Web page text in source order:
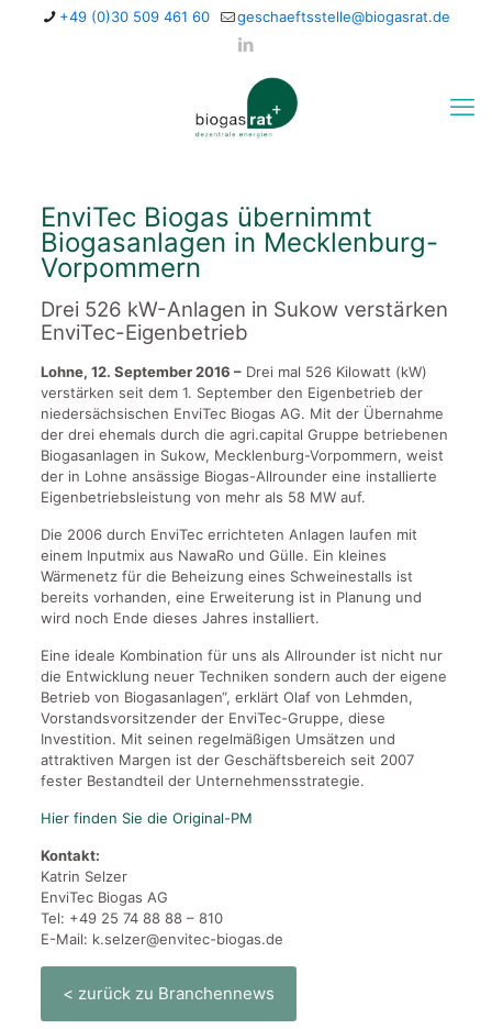
+49 (0)30 509 461 60 geschaeftsstelle@biogasrat.de
EnviTec Biogas übernimmt
Biogasanlagen in Mecklenburg-
Vorpommern
Drei 526 kW-Anlagen in Sukow verstärken
EnviTec-Eigenbetrieb
Lohne, 12. September 2016 –Drei mal 526 Kilowatt (kW)
verstärken seit dem 1. September den Eigenbetrieb der
niedersächsischen EnviTec Biogas AG. Mit der Übernahme
der drei ehemals durch die agri.capital Gruppe betriebenen
Biogasanlagen in Sukow, Mecklenburg-Vorpommern, weist
der in Lohne ansässige Biogas-Allrounder eine installierte
Eigenbetriebsleistung von mehr als 58 MW auf.
Die 2006 durch EnviTec errichteten Anlagen laufen mit
einem Inputmix aus NawaRo und Gülle. Ein kleines
Wärmenetz für die Beheizung eines Schweinestalls ist
bereits vorhanden, eine Erweiterung ist in Planung und
wird noch Ende dieses Jahres installiert.
Eine ideale Kombination für uns als Allrounder ist nicht nur
die Entwicklung neuer Techniken sondern auch der eigene
Betrieb von Biogasanlagen“, erklärt Olaf von Lehmden,
Vorstandsvorsitzender der EnviTec-Gruppe, diese
Investition. Mit seinen regelmäßigen Umsätzen und
attraktiven Margen ist der Geschäftsbereich seit 2007
fester Bestandteil der Unternehmensstrategie.
Hier finden Sie die Original-PM
Kontakt:
Katrin Selzer
EnviTec Biogas AG
Tel: +49 25 74 88 88 – 810
E-Mail: k.selzer@envitec-biogas.de
< zurück zu Branchennews